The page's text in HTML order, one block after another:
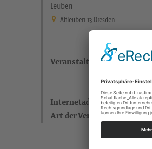
Leuben
Altleuben 13 Dresden
Veranstaltungsort
Internetadresse
Art der Veranstaltung